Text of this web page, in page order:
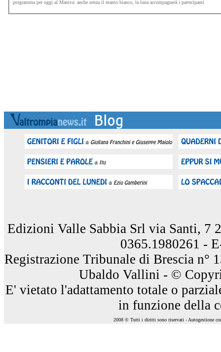
programma per oggi al Maniva: anche senza il manto bianco, la luna accompagnerà i partecipanti
Edizioni Valle Sabbia Srl via Santi, 7
0365.1980261 -
Registrazione Tribunale di Brescia n°
Ubaldo Vallini - ©
E' vietato l'adattamento totale o
in funzione della
2008 © Tutti i diritti sono riservati - Autogestione